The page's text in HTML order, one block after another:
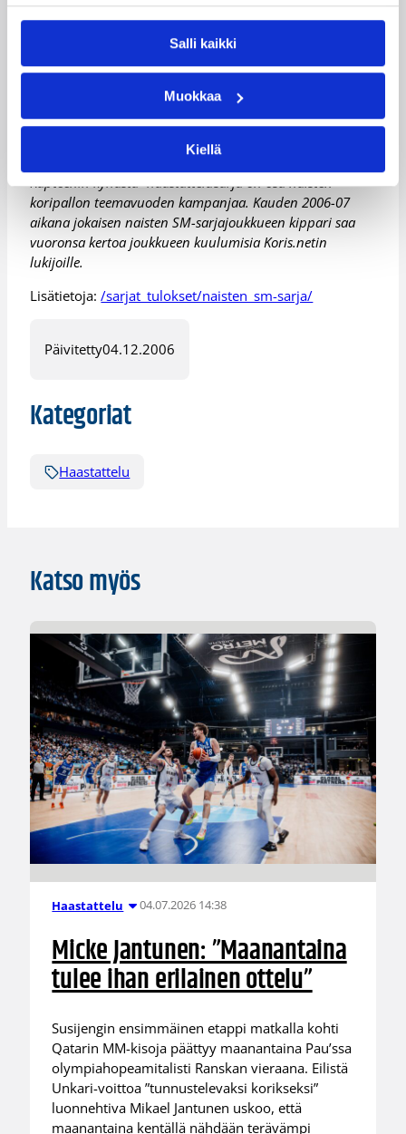
Salli kaikki
Muokkaa
Kiellä
HUOM! Suomen cup –finaali Espoo Team –
Äänekosken Huima pelataan Helsingin jäähallissa
klo 13:30 alkaen. Miesten finaali Lappeenrannan
NMKY – Espoon Honka alkaa jäähallissa klo 16:00.
Ole mukana, kun cup-kannujen kohtalot
! Lisätietoja >>
Kapteenin kynästä -haastattelusarja on osa naisten
koripallon teemavuoden kampanjaa. Kauden 2006-07
aikana jokaisen naisten SM-sarjajoukkueen kippari saa
vuoronsa kertoa joukkueen kuulumisia Koris.netin
lukijoille.
Lisätietoja:/sarjat_tulokset/naisten_sm-sarja/
Päivitetty04.12.2006
Kategoriat
Haastattelu
Katso myös
Haastattelu 04.07.2026 14:38
Micke Jantunen: ”Maanantaina
tulee ihan erilainen ottelu”
Susijengin ensimmäinen etappi matkalla kohti
Qatarin MM-kisoja päättyy maanantaina Pau’ssa
olympiahopeamitalisti Ranskan vieraana. Eilistä
Unkari-voittoa ”tunnustelevaksi korikseksi”
luonnehtiva Mikael Jantunen uskoo, että
maanantaina kentällä nähdään terävämpi